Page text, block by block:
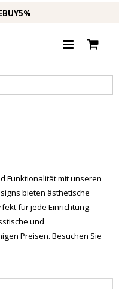
Funktionalität mit unseren
bieten ästhetische
für jede Einrichtung.
und
Preisen. Besuchen Sie